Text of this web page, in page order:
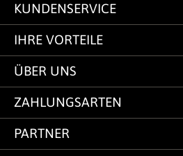
KUNDENSERVICE
IHRE VORTEILE
ÜBER UNS
ZAHLUNGSARTEN
PARTNER